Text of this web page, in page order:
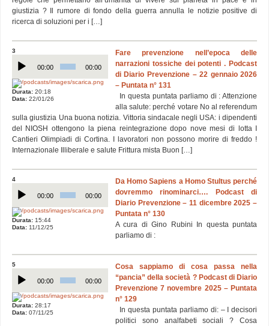
giustizia ? Il rumore di fondo della guerra annulla le notizie positive di
ricerca di soluzioni per i […]
3
Player
00:00 00:00
Durata: 20:18
Data: 22/01/26
Fare prevenzione nell’epoca delle
narrazioni tossiche dei potenti . Podcast
di Diario Prevenzione – 22 gennaio 2026
– Puntata n° 131
In questa puntata parliamo di : Attenzione
alla salute: perché votare No al referendum
sulla giustizia Una buona notizia. Vittoria sindacale negli USA: i dipendenti
del NIOSH ottengono la piena reintegrazione dopo nove mesi di lotta I
Cantieri Olimpiadi di Cortina. I lavoratori non possono morire di freddo !
Internazionale Illiberale e salute Frittura mista Buon […]
4
Player
00:00 00:00
Durata: 15:44
Data: 11/12/25
Da Homo Sapiens a Homo Stultus perché
dovremmo rinominarci…. Podcast di
Diario Prevenzione – 11 dicembre 2025 –
Puntata n° 130
A cura di Gino Rubini In questa puntata
parliamo di :
5
Player
00:00 00:00
Durata: 28:17
Data: 07/11/25
Cosa sappiamo di cosa passa nella
“pancia” della società ? Podcast di Diario
Prevenzione 7 novembre 2025 – Puntata
n° 129
In questa puntata parliamo di: – I decisori
politici sono analfabeti sociali ? Cosa